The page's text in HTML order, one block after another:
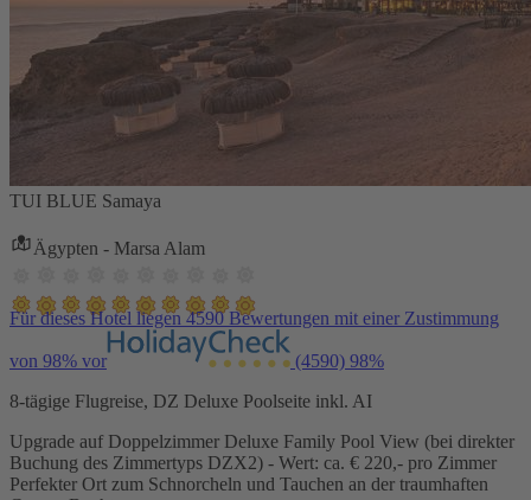
TUI BLUE Samaya
Ägypten - Marsa Alam
Für dieses Hotel liegen 4590 Bewertungen mit einer Zustimmung
von 98% vor (4590) 98%
8-tägige Flugreise, DZ Deluxe Poolseite inkl. AI
Upgrade auf Doppelzimmer Deluxe Family Pool View (bei direkter
Buchung des Zimmertyps DZX2) - Wert: ca. € 220,- pro Zimmer
Perfekter Ort zum Schnorcheln und Tauchen an der traumhaften